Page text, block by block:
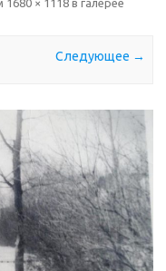
1680 × 1118 в галерее
Следующее →